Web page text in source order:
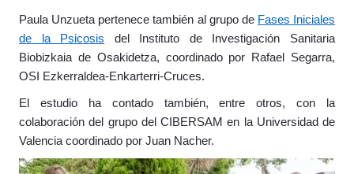
Paula Unzueta pertenece también al grupo de Fases Iniciales
de la Psicosis del Instituto de Investigación Sanitaria
Biobizkaia de Osakidetza, coordinado por Rafael Segarra,
OSI Ezkerraldea-Enkarterri-Cruces.
El estudio ha contado también, entre otros, con la
colaboración del grupo del CIBERSAM en la Universidad de
Valencia coordinado por Juan Nacher.